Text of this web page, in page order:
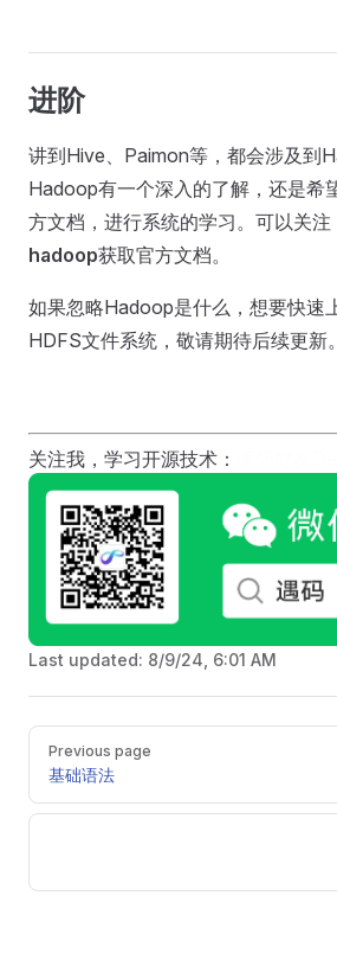
进阶
讲到Hive、Paimon等，都会涉及到
Hadoop有一个深入的了解，还是希
方文档，进行系统的学习。可以关注
hadoop获取官方文档。
如果忽略Hadoop是什么，想要快速
HDFS文件系统，敬请期待后续更新。
关注我，学习开源技术：
Last updated: 8/9/24, 6:01 AM
PagerPrevious page
基础语法